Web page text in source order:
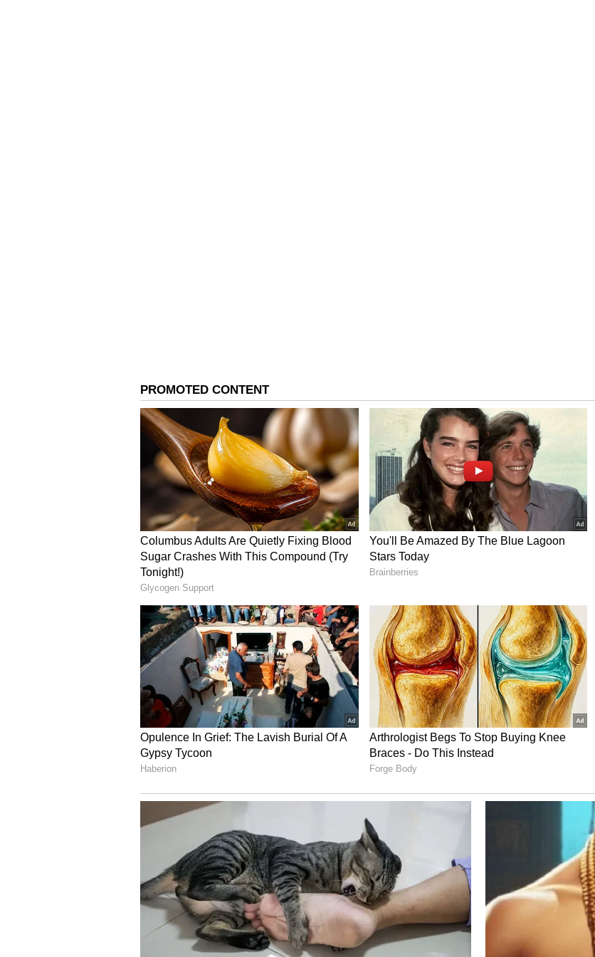
Image Credit : Asianet News
మార్కెట్‌లో సానుకూల సంకేతాలు
కొన్ని రోజులుగా పెరుగుతూ వినియోగదారులకు భారంగా మారిన బంగారం ధరలు ఈరోజు తగ్గడం
పరిస్థితులపై ఆధారపడి మారుతుంటాయి కాబట్టి కొనుగోలు చేసే ముందు తాజా రేట్లను ఒకసారి
పరిశీలించడం మంచిదని నిపుణులు సూచిస్తున్నారు. ప్రస్తుతం మాత్రం పసిడి కొనుగోలుకు సిద్ధమవుతున్న
వారికి మార్కెట్ నుంచి కొంత ఉపశమనం లభించినట్టే కనిపిస్తోంది.